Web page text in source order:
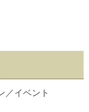
／イベント